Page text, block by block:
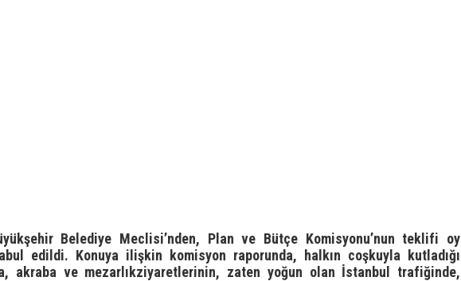
Belediye Meclisi’nden, Plan ve Bütçe Komisyonu’nun teklifi oy
edildi. Konuya ilişkin komisyon raporunda, halkın coşkuyla kutladığı
akraba ve mezarlıkziyaretlerinin, zaten yoğun olan İstanbul trafiğinde,